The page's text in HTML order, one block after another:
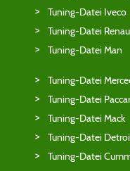
Tuning-Datei Iveco
Tuning-Datei
Tuning-Datei Man
Tuning-Datei
Tuning-Datei Paccar
Tuning-Datei Mack
Tuning-Datei
Tuning-Datei